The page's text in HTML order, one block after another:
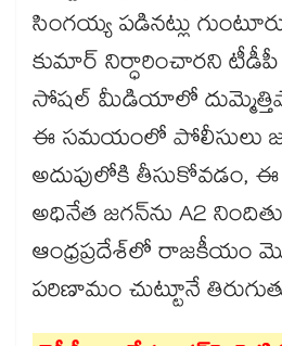
సింగయ్య పడినట్లు
కుమార్ నిర్ధారించారని టీడీపీ
సోషల్ మీడియాలో
ఈ సమయంలో పోలీసులు
అదుపులోకి తీసుకోవడం,
అధినేత జగన్⁬ను A2
ఆంధ్రప్రదేశ్⁬లో రాజకీయం
పరిణామం చుట్టూనే